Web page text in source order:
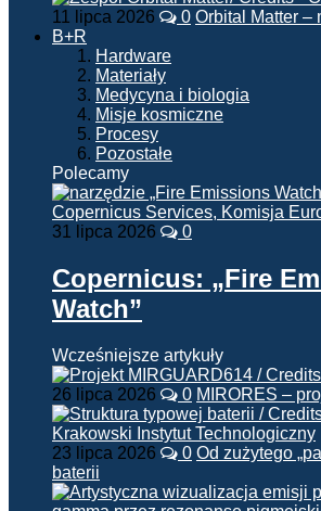
11 lipca 2026 0 Orbital Matter –
B+R
Hardware
Materiały
Medycyna i biologia
Misje kosmiczne
Procesy
Pozostałe
Polecamy
31 lipca 2026 0
Copernicus: „Fire
Watch”
Wcześniejsze artykuły
26 lipca 2026 0 MIRORES –
23 lipca 2026 0 Od zużytego
baterii